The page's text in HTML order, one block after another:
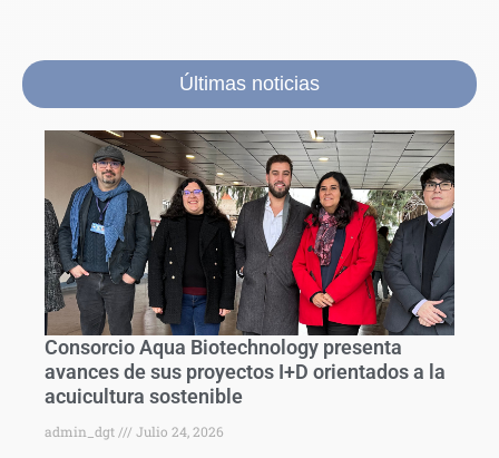
Últimas noticias
Consorcio Aqua Biotechnology presenta
avances de sus proyectos I+D orientados a la
acuicultura sostenible
admin_dgt Julio 24, 2026